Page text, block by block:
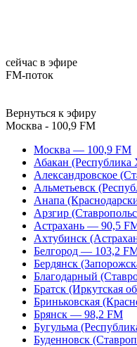
сейчас в эфире
FM-поток
Вернуться к эфиру
Москва - 100,9 FM
Москва — 100,9 FM
Абакан
Александровское
Альметьевск
Анапа
Арзгир
Астрахань — 90,5
Ахтубинск
Белгород — 103,2
Бердянск
Благодарный
Братск (Иркутская
Бриньковская
Брянск — 98,2 FM
Бугульма
Буденновск